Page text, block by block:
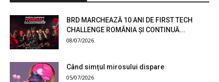
BRD MARCHEAZĂ 10 ANI DE FIRST TECH
CHALLENGE ROMÂNIA ȘI CONTINUĂ...
08/07/2026
Când simțul mirosului dispare
05/07/2026